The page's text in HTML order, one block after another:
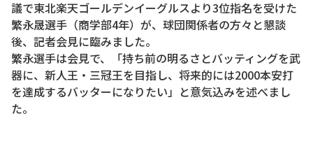
議で東北楽天ゴールデンイーグルスより3位指名を受けた
繁永晟選手（商学部4年）が、球団関係者の方々と懇談
後、記者会見に臨みました。
繁永選手は会見で、「持ち前の明るさとバッティングを武
器に、新人王・三冠王を目指し、将来的には2000本安打
を達成するバッターになりたい」と意気込みを述べまし
た。